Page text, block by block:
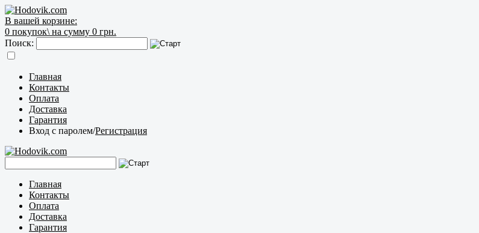
В вашей корзине:
0 покупок\ на сумму 0 грн.
Поиск:
Главная
Контакты
Оплата
Доставка
Гарантия
Вход с паролем/Регистрация
Главная
Контакты
Оплата
Доставка
Гарантия